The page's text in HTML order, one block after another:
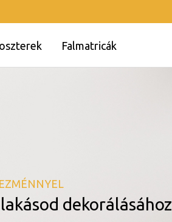
Falmatricák
dekorálásához